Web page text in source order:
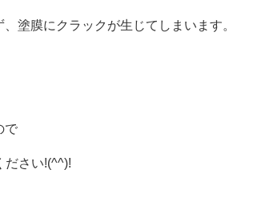
塗膜にクラックが生じてしまいます。
で
ださい!(^^)!